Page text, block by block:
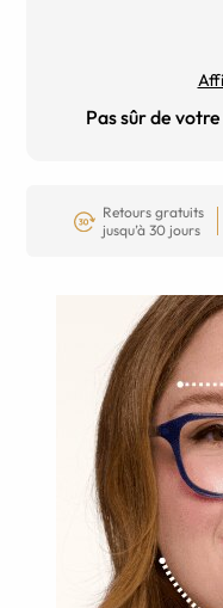
Pas sûr de
Retours gratuits
jusqu’à 30 jours